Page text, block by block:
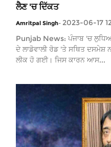
ਲੈਣ 'ਚ ਦਿੱਕਤ
Amritpal Singh- 2023-06-17
Punjab News: ਪੰਜਾਬ 'ਚ
ਦੇ ਲਾਡੋਵਾਲੀ ਰੋਡ 'ਤੇ ਸਥਿਤ
ਲੀਕ ਹੋ ਗਈ। ਜਿਸ ਕਾਰਨ ਆਸ...